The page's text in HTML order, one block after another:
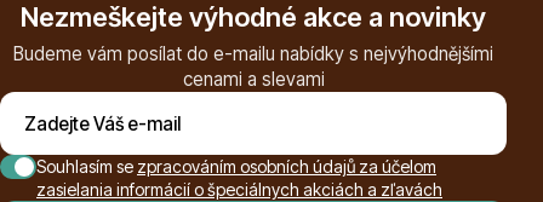
Nezmeškejte výhodné akce a novinky
Budeme vám posílat do e-mailu nabídky s nejvýhodnějšími
cenami a slevami
Souhlasím se zpracováním osobních údajů za účelom
zasielania informácií o špeciálnych akciách a zľavách